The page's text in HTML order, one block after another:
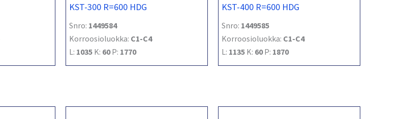
KST-300 R=600 HDG
Snro: 1449584
Korroosioluokka: C1-C4
L: 1035 K: 60P: 1770
KST-400 R=600 HDG
Snro: 1449585
Korroosioluokka: C1-C4
L: 1135 K: 60P: 1870